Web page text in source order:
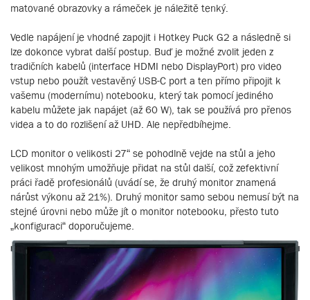
matované obrazovky a rámeček je náležitě tenký.
Vedle napájení je vhodné zapojit i Hotkey Puck G2 a následně si
lze dokonce vybrat další postup. Buď je možné zvolit jeden z
tradičních kabelů (interface HDMI nebo DisplayPort) pro video
vstup nebo použít vestavěný USB-C port a ten přímo připojit k
vašemu (modernímu) notebooku, který tak pomocí jediného
kabelu můžete jak napájet (až 60 W), tak se používá pro přenos
videa a to do rozlišení až UHD. Ale nepředbíhejme.
LCD monitor o velikosti 27“ se pohodlně vejde na stůl a jeho
velikost mnohým umožňuje přidat na stůl další, což zefektivní
práci řadě profesionálů (uvádí se, že druhý monitor znamená
nárůst výkonu až 21%). Druhý monitor samo sebou nemusí být na
stejné úrovni nebo může jít o monitor notebooku, přesto tuto
„konfiguraci“ doporučujeme.